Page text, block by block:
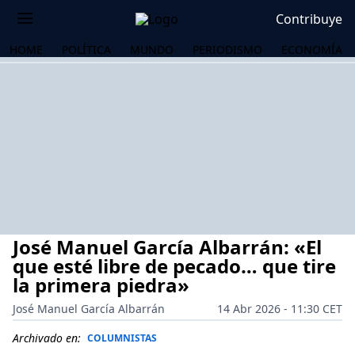
Contribuye
HOME POLÍTICA MUNDO PERIODISMO ECONOMÍA
José Manuel García Albarrán: «El
que esté libre de pecado… que tire
la primera piedra»
José Manuel García Albarrán
14 Abr 2026 - 11:30 CET
Archivado en: COLUMNISTAS